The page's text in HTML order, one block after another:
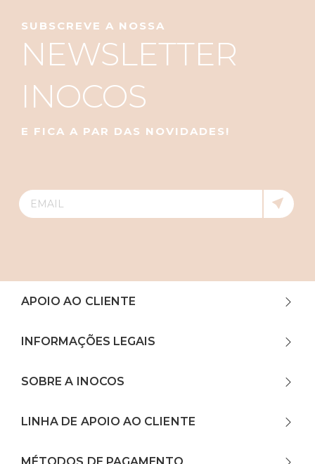
SUBSCREVE A NOSSA
NEWSLETTER
INOCOS
E FICA A PAR DAS NOVIDADES!
APOIO AO CLIENTE
INFORMAÇÕES LEGAIS
SOBRE A INOCOS
LINHA DE APOIO AO CLIENTE
MÉTODOS DE PAGAMENTO